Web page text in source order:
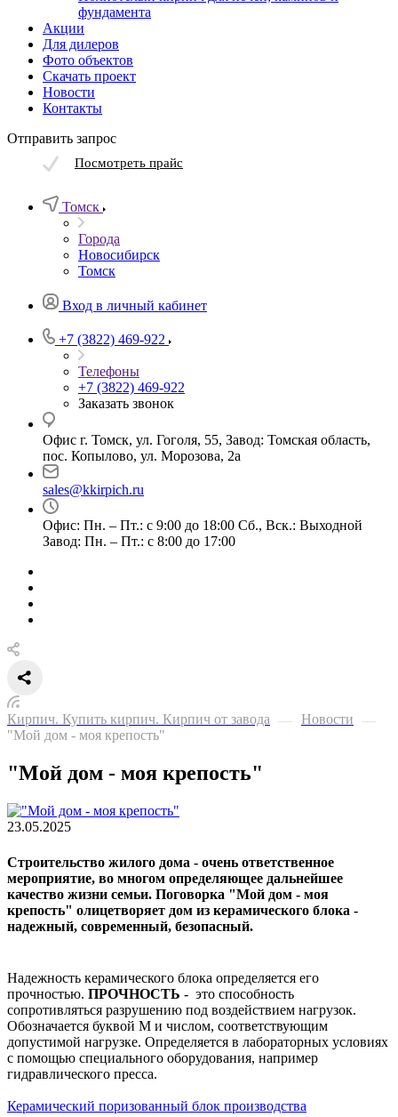
фундамента
Акции
Для дилеров
Фото объектов
Скачать проект
Новости
Контакты
Отправить запрос
Посмотреть прайс
Томск
Города
Новосибирск
Томск
Вход в личный кабинет
+7 (3822) 469-922
Телефоны
+7 (3822) 469-922
Заказать звонок
Офис г. Томск, ул. Гоголя, 55, Завод: Томская область,
пос. Копылово, ул. Морозова, 2а
sales@kkirpich.ru
Офис: Пн. – Пт.: с 9:00 до 18:00 Сб., Вск.: Выходной
Завод: Пн. – Пт.: с 8:00 до 17:00
Кирпич. Купить кирпич. Кирпич от завода — Новости —
"Мой дом - моя крепость"
"Мой дом - моя крепость"
23.05.2025
Строительство жилого дома - очень ответственное
мероприятие, во многом определяющее дальнейшее
качество жизни семьи. Поговорка "Мой дом - моя
крепость" олицетворяет дом из керамического блока -
надежный, современный, безопасный.
Надежность керамического блока определяется его
прочностью. ПРОЧНОСТЬ - это способность
сопротивляться разрушению под воздействием нагрузок.
Обозначается буквой М и числом, соответствующим
допустимой нагрузке. Определяется в лабораторных условиях
с помощью специального оборудования, например
гидравлического пресса.
Керамический поризованный блок производства